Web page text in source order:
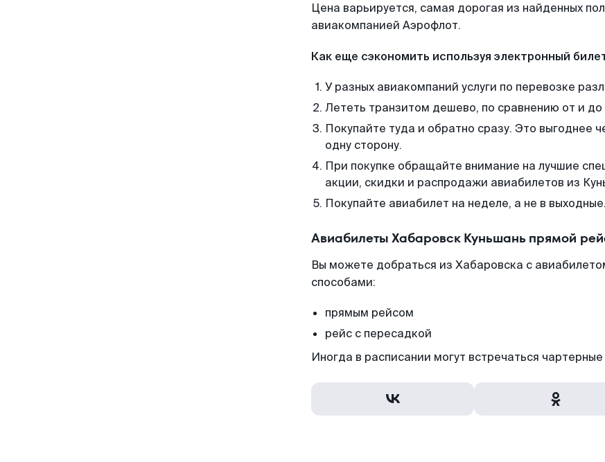
Цена варьируется, самая дорогая из найденных
авиакомпанией Аэрофлот.
Как еще сэкономить используя электронный
У разных авиакомпаний услуги по перевозке
Лететь транзитом дешево, по сравнению от и до
Покупайте туда и обратно сразу. Это выгоднее
одну сторону.
При покупке обращайте внимание на лучшие
акции, скидки и распродажи авиабилетов из
Покупайте авиабилет на неделе, а не в выходные.
Авиабилеты Хабаровск Куньшань прямой
Вы можете добраться из Хабаровска с
способами:
прямым рейсом
рейс с пересадкой
Иногда в расписании могут встречаться